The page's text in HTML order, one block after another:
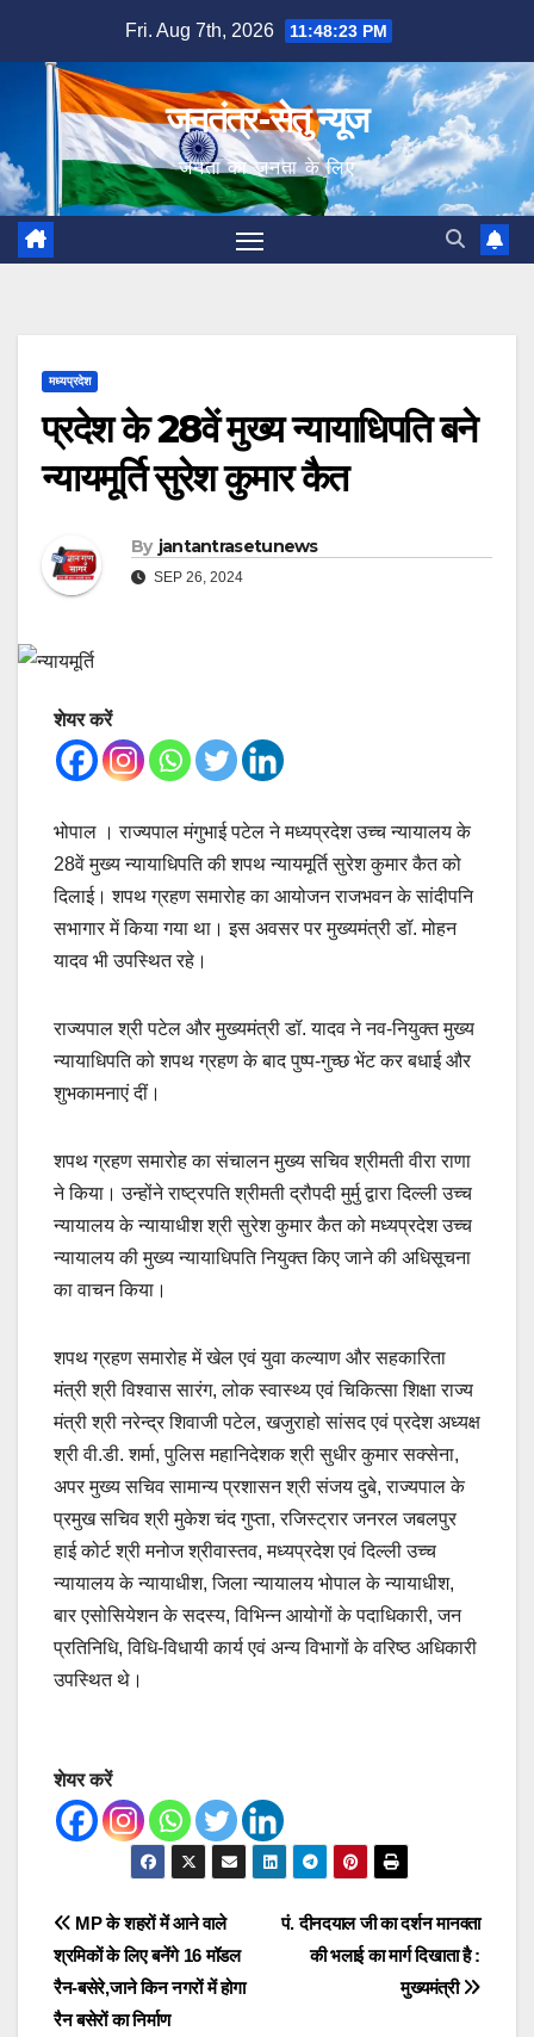
content
Fri. Aug 7th, 2026 11:48:24 PM
जनतंत्र-सेतु न्यूज
जनता का जनता के लिए
मध्यप्रदेश
प्रदेश के 28वें मुख्य न्यायाधिपति बने
न्यायमूर्ति सुरेश कुमार कैत
By jantantrasetunews
SEP 26, 2024
शेयर करें
भोपाल । राज्यपाल मंगुभाई पटेल ने मध्यप्रदेश उच्च न्यायालय के
28वें मुख्य न्यायाधिपति की शपथ न्यायमूर्ति सुरेश कुमार कैत को
दिलाई। शपथ ग्रहण समारोह का आयोजन राजभवन के सांदीपनि
सभागार में किया गया था। इस अवसर पर मुख्यमंत्री डॉ. मोहन
यादव भी उपस्थित रहे।
राज्यपाल श्री पटेल और मुख्यमंत्री डॉ. यादव ने नव-नियुक्त मुख्य
न्यायाधिपति को शपथ ग्रहण के बाद पुष्प-गुच्छ भेंट कर बधाई और
शुभकामनाएं दीं।
शपथ ग्रहण समारोह का संचालन मुख्य सचिव श्रीमती वीरा राणा
ने किया। उन्होंने राष्ट्रपति श्रीमती द्रौपदी मुर्मु द्वारा दिल्ली उच्च
न्यायालय के न्यायाधीश श्री सुरेश कुमार कैत को मध्यप्रदेश उच्च
न्यायालय की मुख्य न्यायाधिपति नियुक्त किए जाने की अधिसूचना
का वाचन किया।
शपथ ग्रहण समारोह में खेल एवं युवा कल्याण और सहकारिता
मंत्री श्री विश्वास सारंग, लोक स्वास्थ्य एवं चिकित्सा शिक्षा राज्य
मंत्री श्री नरेन्द्र शिवाजी पटेल, खजुराहो सांसद एवं प्रदेश अध्यक्ष
श्री वी.डी. शर्मा, पुलिस महानिदेशक श्री सुधीर कुमार सक्सेना,
अपर मुख्य सचिव सामान्य प्रशासन श्री संजय दुबे, राज्यपाल के
प्रमुख सचिव श्री मुकेश चंद गुप्ता, रजिस्ट्रार जनरल जबलपुर
हाई कोर्ट श्री मनोज श्रीवास्तव, मध्यप्रदेश एवं दिल्ली उच्च
न्यायालय के न्यायाधीश, जिला न्यायालय भोपाल के न्यायाधीश,
बार एसोसियेशन के सदस्य, विभिन्न आयोगों के पदाधिकारी, जन
प्रतिनिधि, विधि-विधायी कार्य एवं अन्य विभागों के वरिष्ठ अधिकारी
उपस्थित थे।
शेयर करें
Post
navigation
पं. दीनदयाल जी का दर्शन मानवता
की भलाई का मार्ग दिखाता है :
मुख्यमंत्री
MP के शहरों में आने वाले
श्रमिकों के लिए बनेंगे 16 मॉडल
रैन-बसेरे,जाने किन नगरों में होगा
रैन बसेरों का निर्माण